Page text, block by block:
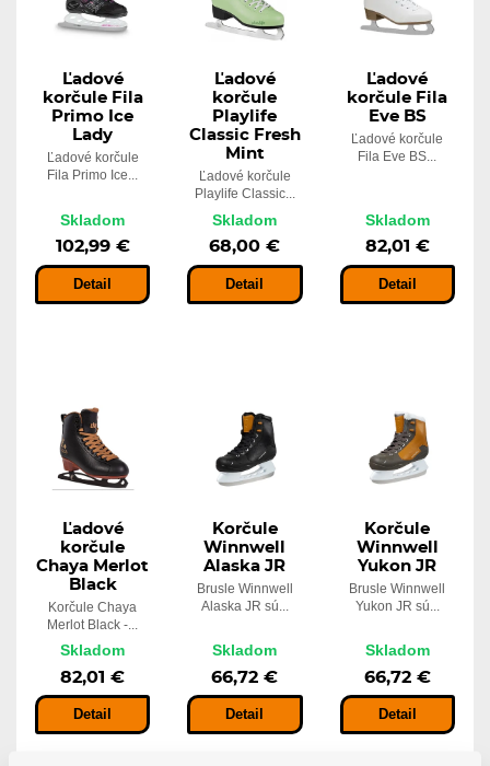
Ľadové
korčule Fila
Primo Ice
Lady
Ľadové korčule
Fila Primo Ice...
Skladom
102,99 €
Detail
Ľadové
korčule
Playlife
Classic Fresh
Mint
Ľadové korčule
Playlife Classic...
Skladom
68,00 €
Detail
Ľadové
korčule Fila
Eve BS
Ľadové korčule
Fila Eve BS...
Skladom
82,01 €
Detail
Ľadové
korčule
Chaya Merlot
Black
Korčule Chaya
Merlot Black -...
Skladom
82,01 €
Detail
Korčule
Winnwell
Alaska JR
Brusle Winnwell
Alaska JR sú...
Skladom
66,72 €
Detail
Korčule
Winnwell
Yukon JR
Brusle Winnwell
Yukon JR sú...
Skladom
66,72 €
Detail